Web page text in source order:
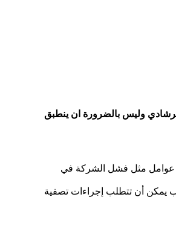
وليس بالضرورة ان ينطبق
عوامل مثل فشل الشركة في
يمكن أن تتطلب إجراءات تصفية